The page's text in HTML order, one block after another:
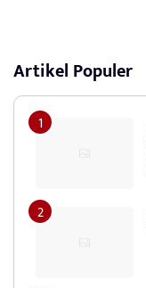
Artikel Populer